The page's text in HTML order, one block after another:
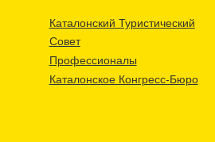
Каталонский Туристический
Совет
Профессионалы
Каталонское Конгресс-Бюро